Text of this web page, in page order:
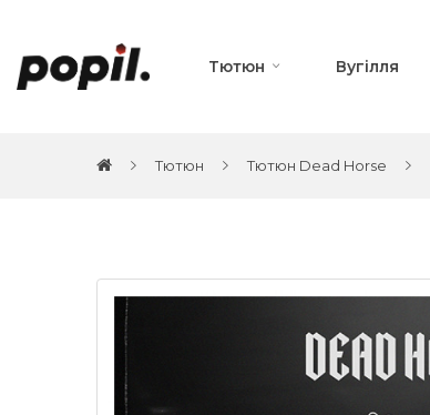
Тютюн Вугілля
Тютюн Тютюн Dead Horse